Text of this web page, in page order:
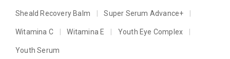
Sheald Recovery Balm Super Serum Advance+
Witamina C Witamina E Youth Eye Complex
Youth Serum